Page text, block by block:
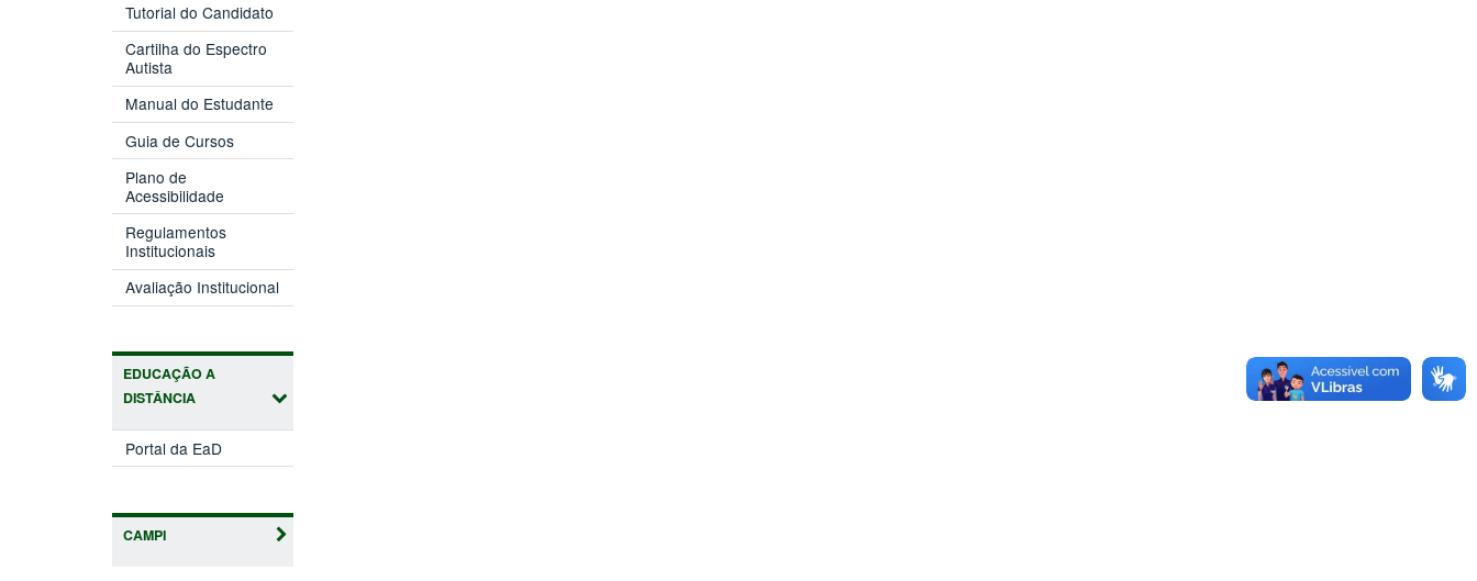
Tutorial do Candidato
Cartilha do Espectro
Autista
Manual do Estudante
Guia de Cursos
Plano de
Acessibilidade
Regulamentos
Institucionais
Avaliação Institucional
EDUCAÇÃO A
DISTÂNCIA
Portal da EaD
CAMPI